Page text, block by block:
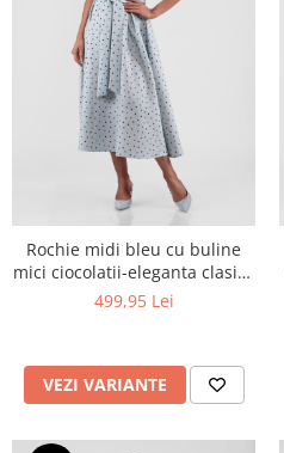
Rochie midi bleu cu buline
mici ciocolatii-eleganta clasica
cu un aer retro
499,95 Lei
VEZI VARIANTE